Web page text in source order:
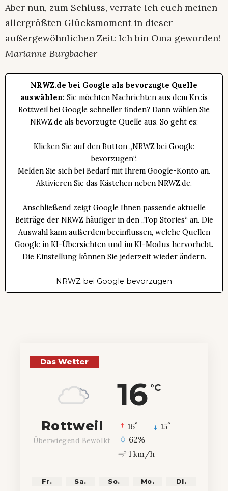
Aber nun, zum Schluss, verrate ich euch meinen
allergrößten Glücksmoment in dieser
außergewöhnlichen Zeit: Ich bin Oma geworden!
Marianne Burgbacher
NRWZ.de bei Google als bevorzugte Quelle
auswählen: Sie möchten Nachrichten aus dem Kreis
Rottweil bei Google schneller finden? Dann wählen Sie
NRWZ.de als bevorzugte Quelle aus. So geht es:
Klicken Sie auf den Button „NRWZ bei Google
bevorzugen“.
Melden Sie sich bei Bedarf mit Ihrem Google-Konto an.
Aktivieren Sie das Kästchen neben NRWZ.de.
Anschließend zeigt Google Ihnen passende aktuelle
Beiträge der NRWZ häufiger in den „Top Stories“ an. Die
Auswahl kann außerdem beeinflussen, welche Quellen
Google in KI-Übersichten und im KI-Modus hervorhebt.
Die Einstellung können Sie jederzeit wieder ändern.
NRWZ bei Google bevorzugen
Das Wetter
16 °C
Rottweil
Überwiegend Bewölkt
16° 15°
62%
1 km/h
Fr. Sa. So. Mo. Di.